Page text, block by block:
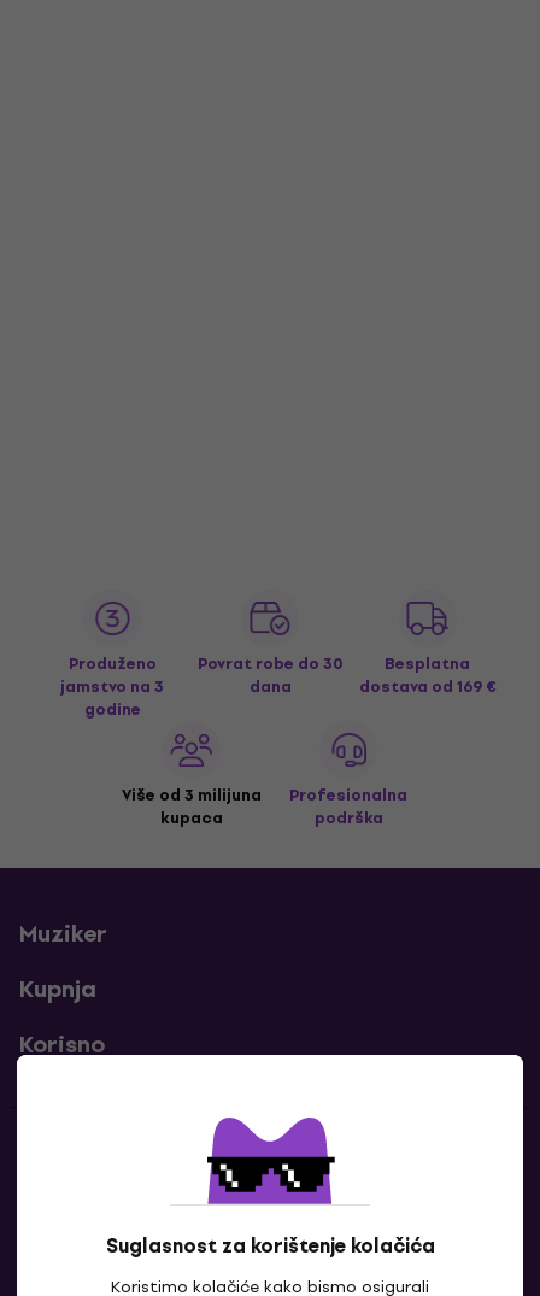
Suglasnost za korištenje kolačića
Koristimo kolačiće kako bismo osigurali
Produženo
jamstvo na 3
godine
Povrat robe do 30
dana
Besplatna
dostava od 169 €
Više od 3 milijuna
kupaca
Profesionalna
podrška
Muziker
Kupnja
Korisno
Kontakti
Javi nam se